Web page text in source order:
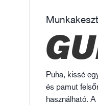
Puha, kissé
és pamut
használható.